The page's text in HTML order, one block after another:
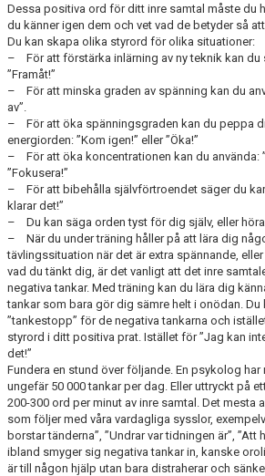
Dessa positiva ord för ditt inre samtal måste du
du känner igen dem och vet vad de betyder så
Du kan skapa olika styrord för olika situationer:
– För att förstärka inlärning av ny teknik kan du
”Framåt!”
– För att minska graden av spänning kan du
av”.
– För att öka spänningsgraden kan du peppa
energiorden: ”Kom igen!” eller ”Öka!”
– För att öka koncentrationen kan du använda:
”Fokusera!”
– För att bibehålla självförtroendet säger du
klarar det!”
– Du kan säga orden tyst för dig själv, eller
– När du under träning håller på att lära dig
tävlingssituation när det är extra spännande,
vad du tänkt dig, är det vanligt att det inre
negativa tankar. Med träning kan du lära dig
tankar som bara gör dig sämre helt i onödan. Du
”tankestopp” för de negativa tankarna och
styrord i ditt positiva prat. Istället för ”Jag kan
det!”
Fundera en stund över följande. En psykolog har
ungefär 50 000 tankar per dag. Eller uttryckt på
200-300 ord per minut av inre samtal. Det mesta
som följer med våra vardagliga sysslor,
borstar tänderna”, ”Undrar var tidningen är”, ”Att
ibland smyger sig negativa tankar in, kanske
är till någon hjälp utan bara distraherar och